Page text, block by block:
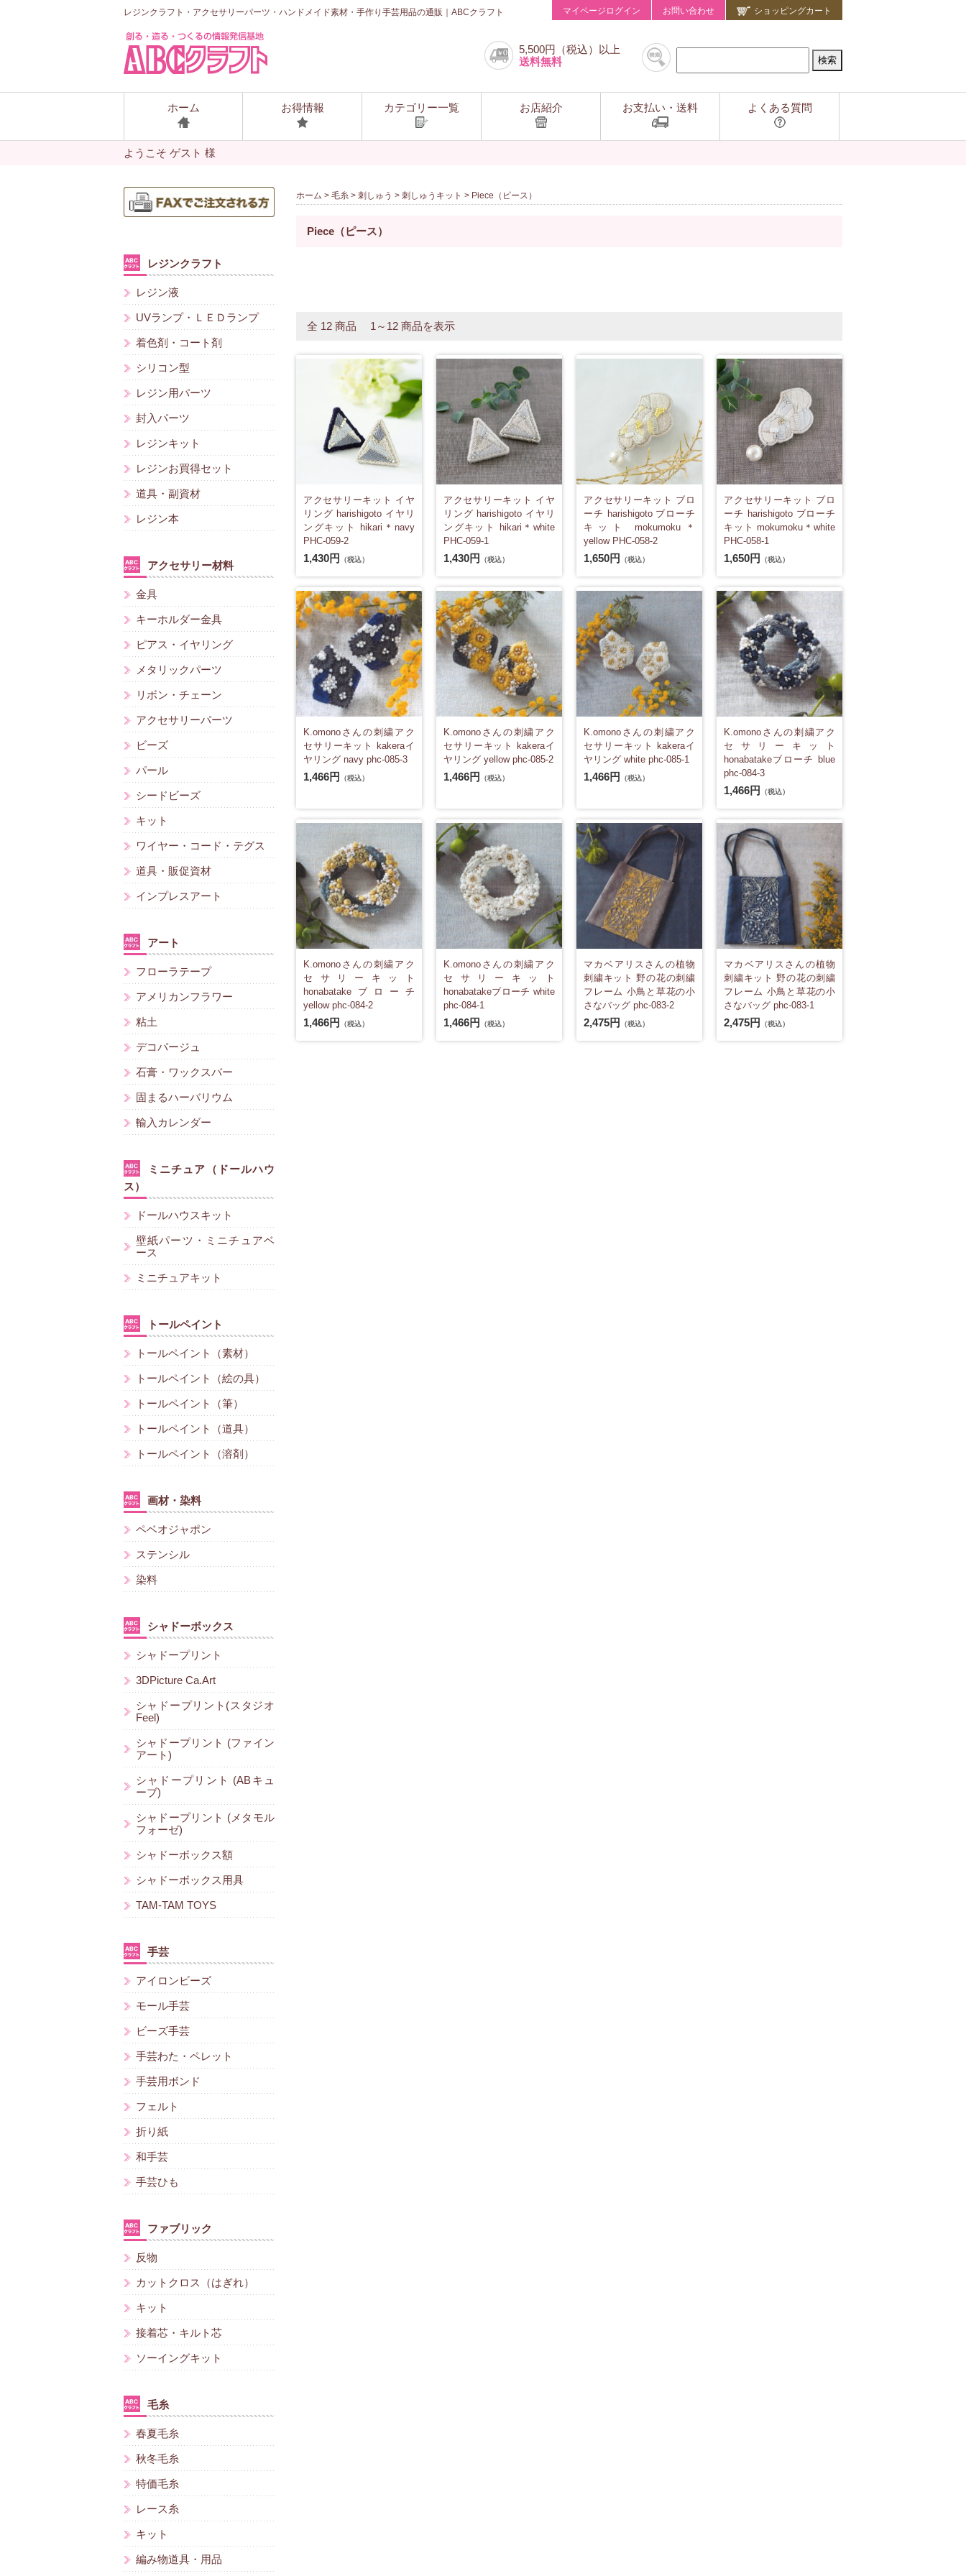
レジンクラフト・アクセサリーパーツ・ハンドメイド素材・手作り手芸用品の通販｜ABCクラフト マイページログイン お問い合わせ ショッピングカート
5,500円（税込）以上
送料無料
ホーム お得情報 カテゴリー一覧 お店紹介 お支払い・送料 よくある質問
ようこそ ゲスト 様
ホーム > 毛糸 > 刺しゅう > 刺しゅうキット > Piece（ピース）
Piece（ピース）
全 12 商品 1～12 商品を表示
アクセサリーキット イヤ
リング harishigoto イヤリ
ングキット hikari＊navy
PHC-059-2
1,430円 （税込）
アクセサリーキット イヤ
リング harishigoto イヤリ
ングキット hikari＊white
PHC-059-1
1,430円 （税込）
アクセサリーキット ブロ
ーチ harishigoto ブローチ
キット mokumoku＊
yellow PHC-058-2
1,650円 （税込）
アクセサリーキット ブロ
ーチ harishigoto ブローチ
キット mokumoku＊white
PHC-058-1
1,650円 （税込）
K.omonoさんの刺繍アク
セサリーキット kakeraイ
ヤリング navy phc-085-3
1,466円 （税込）
K.omonoさんの刺繍アク
セサリーキット kakeraイ
ヤリング yellow phc-085-2
1,466円 （税込）
K.omonoさんの刺繍アク
セサリーキット kakeraイ
ヤリング white phc-085-1
1,466円 （税込）
K.omonoさんの刺繍アク
セサリーキット
honabatakeブローチ blue
phc-084-3
1,466円 （税込）
K.omonoさんの刺繍アク
セサリーキット
honabatakeブローチ
yellow phc-084-2
1,466円 （税込）
K.omonoさんの刺繍アク
セサリーキット
honabatakeブローチ white
phc-084-1
1,466円 （税込）
マカベアリスさんの植物
刺繍キット 野の花の刺繍
フレーム 小鳥と草花の小
さなバッグ phc-083-2
2,475円 （税込）
マカベアリスさんの植物
刺繍キット 野の花の刺繍
フレーム 小鳥と草花の小
さなバッグ phc-083-1
2,475円 （税込）
レジンクラフト
レジン液
UVランプ・ＬＥＤランプ
着色剤・コート剤
シリコン型
レジン用パーツ
封入パーツ
レジンキット
レジンお買得セット
道具・副資材
レジン本
アクセサリー材料
金具
キーホルダー金具
ピアス・イヤリング
メタリックパーツ
リボン・チェーン
アクセサリーパーツ
ビーズ
パール
シードビーズ
キット
ワイヤー・コード・テグス
道具・販促資材
インプレスアート
アート
フローラテープ
アメリカンフラワー
粘土
デコパージュ
石膏・ワックスバー
固まるハーバリウム
輸入カレンダー
ミニチュア（ドールハウ
ス）
ドールハウスキット
壁紙パーツ・ミニチュアベ
ース
ミニチュアキット
トールペイント
トールペイント（素材）
トールペイント（絵の具）
トールペイント（筆）
トールペイント（道具）
トールペイント（溶剤）
画材・染料
ペベオジャポン
ステンシル
染料
シャドーボックス
シャドープリント
3DPicture Ca.Art
シャドープリント(スタジオ
Feel)
シャドープリント (ファイン
アート)
シャドープリント (ABキュ
ーブ)
シャドープリント (メタモル
フォーゼ)
シャドーボックス額
シャドーボックス用具
TAM-TAM TOYS
手芸
アイロンビーズ
モール手芸
ビーズ手芸
手芸わた・ペレット
手芸用ボンド
フェルト
折り紙
和手芸
手芸ひも
ファブリック
反物
カットクロス（はぎれ）
キット
接着芯・キルト芯
ソーイングキット
毛糸
春夏毛糸
秋冬毛糸
特価毛糸
レース糸
キット
編み物道具・用品